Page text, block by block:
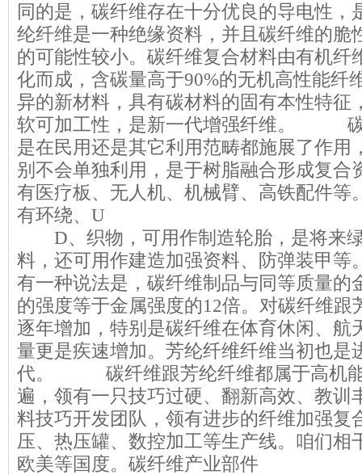
同的是，碳纤维存在十分优良的导电性，
纶纤维是一种绝缘资料，并且碳纤维的脆
的可能性较小。碳纤维复合材料由有机纤
化而成，含碳量高于90%的无机高性能纤
异的新材料，具有碳材料的固有本性特征
软可加工性，是新一代增强纤维。 碳
是在民用还是其它利用范畴都施展了作用
别不会单独利用，是于树脂融合形成复合
有医疗板、无人机、机械臂、高铁配件等
有环绕、U
D、织物，可用作制造轮胎，是将来
料，还可用作建造加强资料、防弹装甲等
有一种说法是，碳纤维制品与同等质量的
的强度等于金属强度的12倍。对碳纤维跟
逐年增加，特别是碳纤维在体育休闲、航
量更是疾速增加。芳纶纤维纤维当初也是
代。 碳纤维跟芳纶纤维都属于高机能
遍，领有一只技巧过硬、翻新高效、教训
料技巧开发团队，领有进步的纤维加强复
压、热压罐、数控加工等生产线。咱们相
欧美等国度。碳纤维产业部件